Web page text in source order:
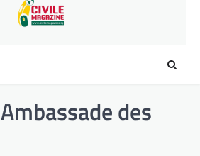
Ambassade des